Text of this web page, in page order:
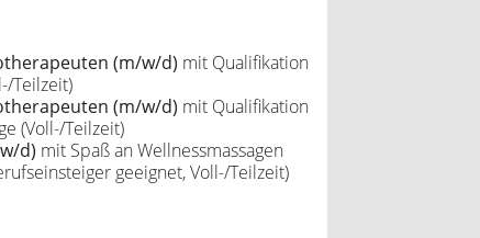
(m/w/d) mit Qualifikation
Teilzeit)
(m/w/d) mit Qualifikation
(Voll-/Teilzeit)
d) mit Spaß an Wellnessmassagen
geeignet, Voll-/Teilzeit)